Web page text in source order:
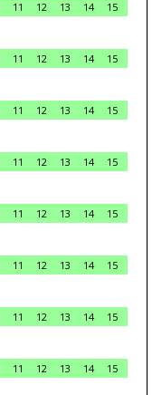
11 12 13 14
15
11 12 13 14
15
11 12 13 14
15
11 12 13 14
15
11 12 13 14
15
11 12 13 14
15
11 12 13 14
15
11 12 13 14
15